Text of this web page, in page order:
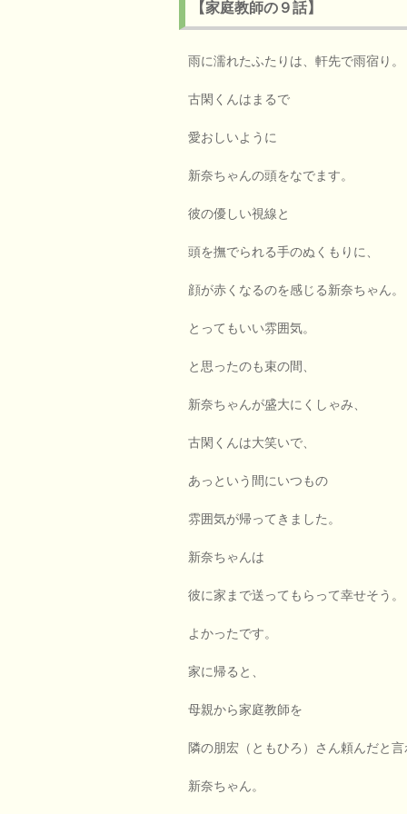
【家庭教師の９話】
雨に濡れたふたりは、軒先で雨宿り。
古閑くんはまるで
愛おしいように
新奈ちゃんの頭をなでます。
彼の優しい視線と
頭を撫でられる手のぬくもりに、
顔が赤くなるのを感じる新奈ちゃん。
とってもいい雰囲気。
と思ったのも束の間、
新奈ちゃんが盛大にくしゃみ、
古閑くんは大笑いで、
あっという間にいつもの
雰囲気が帰ってきました。
新奈ちゃんは
彼に家まで送ってもらって幸せそう。
よかったです。
家に帰ると、
母親から家庭教師を
隣の朋宏（ともひろ）さん頼んだと
新奈ちゃん。